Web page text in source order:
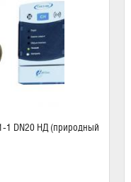
DN20 НД (природный